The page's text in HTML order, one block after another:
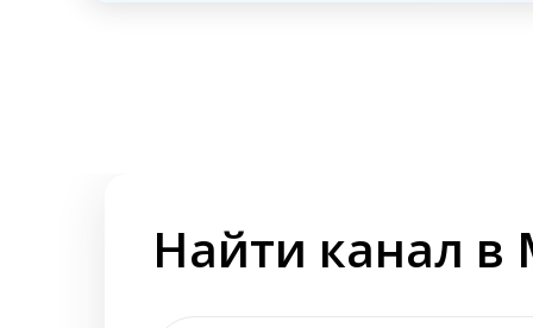
Найти канал в